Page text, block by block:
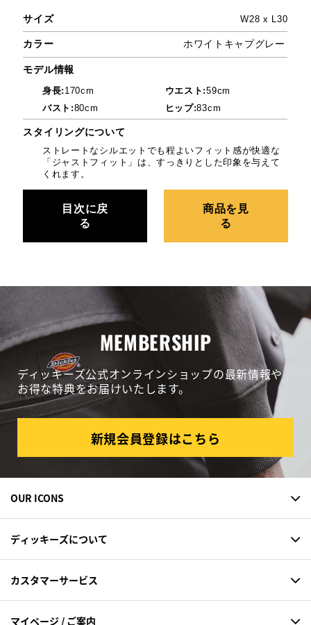
サイズ W28 x L30
カラー ホワイトキャプグレー
モデル情報
身長: 170cm ウエスト:59cm
バスト:80cm ヒップ:83cm
スタイリングについて
ストレートなシルエットでも程よいフィット感が快適な
「ジャストフィット」は、すっきりとした印象を与えて
くれます。
目次に戻
る
商品を見
る
MEMBERSHIP
ディッキーズ公式オンラインショップの最新情報や
お得な特典をお届けいたします。
新規会員登録はこちら
OUR ICONS
ディッキーズについて
カスタマーサービス
マイページ / ご案内